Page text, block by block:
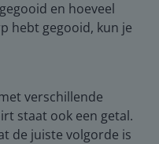
en hoeveel
hebt gegooid, kun je
verschillende
staat ook een getal.
de juiste volgorde is